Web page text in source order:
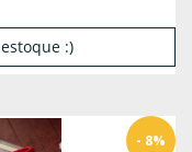
:)
- 8%